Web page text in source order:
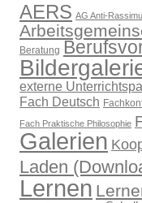
AERS AG Anti-
Beratung
externe
Fach Deutsch
Fach Praktische Philosophie
Galerien
Laden
Lernen